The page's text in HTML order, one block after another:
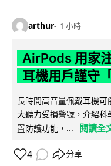
arthur 1 小時
AirPods 用家
耳機用戶謹守
長時間高音量佩戴耳機
大聽力受損警號，介紹
置防護功能，...
閱讀全
4 分享